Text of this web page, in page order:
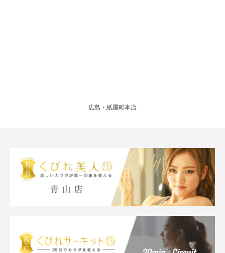
広島・紙屋町本店